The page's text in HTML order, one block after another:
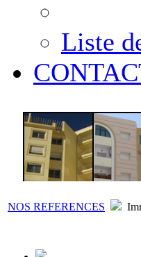
Liste
NOS REFERENCES